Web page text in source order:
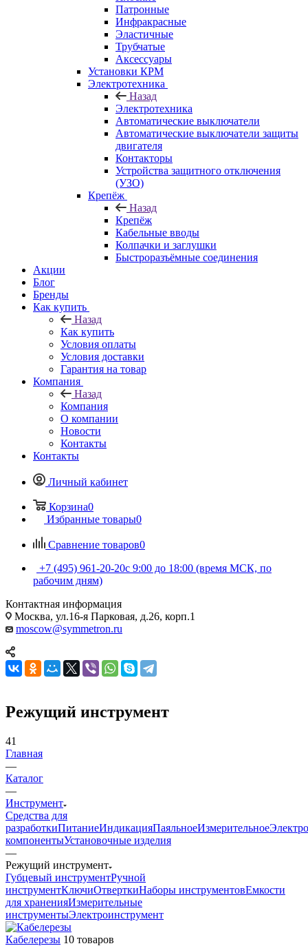
Патронные
Инфракрасные
Эластичные
Трубчатые
Аксессуары
Установки КРМ
Электротехника
Назад
Электротехника
Автоматические выключатели
Автоматические выключатели защиты
двигателя
Контакторы
Устройства защитного отключения
(УЗО)
Крепёж
Назад
Крепёж
Кабельные вводы
Колпачки и заглушки
Быстроразъёмные соединения
Акции
Блог
Бренды
Как купить
Назад
Как купить
Условия оплаты
Условия доставки
Гарантия на товар
Компания
Назад
Компания
О компании
Новости
Контакты
Контакты
Личный кабинет
Корзина0
Избранные товары0
Сравнение товаров0
+7 (495) 961-20-20с 9:00 до 18:00 (время МСК, по
рабочим дням)
Контактная информация
Москва, ул.16-я Парковая, д.26, корп.1
moscow@symmetron.ru
Режущий инструмент
41
Главная
—
Каталог
—
Инструмент
Средства для
разработкиПитаниеИндикацияПаяльноеИзмерительное
компонентыУстановочные изделия
—
Режущий инструмент
Губцевый инструментРучной
инструментКлючиОтверткиНаборы инструментовЕмкости
для храненияИзмерительные
инструментыЭлектроинструмент
Кабелерезы 10 товаров